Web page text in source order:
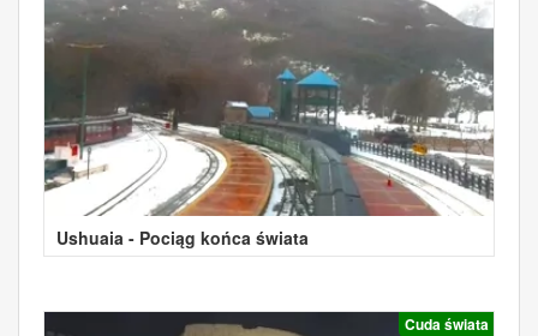
Ushuaia - Pociąg końca świata
Cuda świata